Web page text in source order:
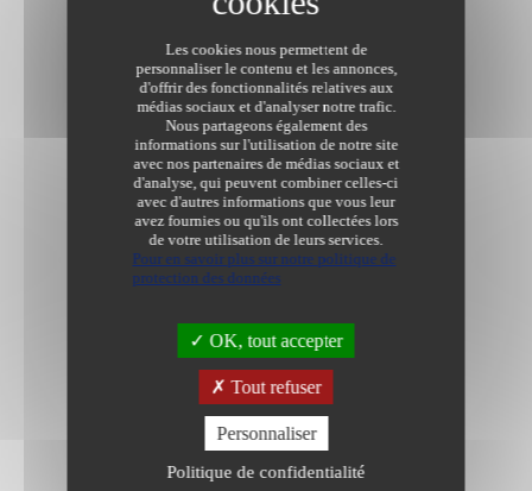
Les cookies nous permettent de
personnaliser le contenu et les annonces,
d'offrir des fonctionnalités relatives aux
médias sociaux et d'analyser notre trafic.
Nous partageons également des
informations sur l'utilisation de notre site
avec nos partenaires de médias sociaux et
d'analyse, qui peuvent combiner celles-ci
avec d'autres informations que vous leur
avez fournies ou qu'ils ont collectées lors
de votre utilisation de leurs services.
Pour en savoir plus sur notre politique de
protection des données
OK, tout accepter
Tout refuser
Personnaliser
Politique de confidentialité